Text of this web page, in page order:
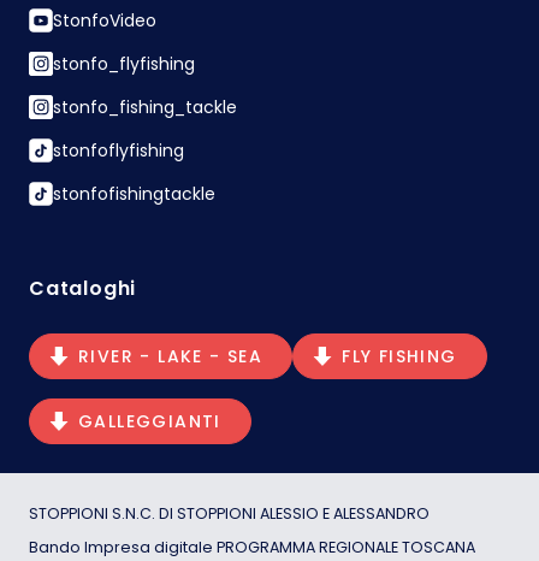
StonfoVideo
stonfo_flyfishing
stonfo_fishing_tackle
stonfoflyfishing
stonfofishingtackle
Cataloghi
RIVER - LAKE - SEA FLY FISHING
GALLEGGIANTI
STOPPIONI S.N.C. DI STOPPIONI ALESSIO E ALESSANDRO
Bando Impresa digitale PROGRAMMA REGIONALE TOSCANA